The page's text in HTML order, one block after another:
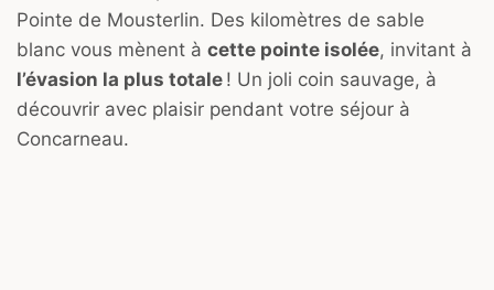
Pointe de Mousterlin. Des kilomètres de sable
blanc vous mènent à cette pointe isolée, invitant à
l’évasion la plus totale ! Un joli coin sauvage, à
découvrir avec plaisir pendant votre séjour à
Concarneau.